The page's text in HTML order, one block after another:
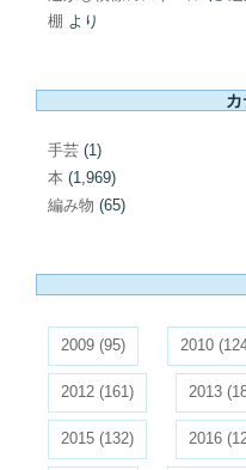
棚 より
手芸 (1)
本 (1,969)
編み物 (65)
2009 (95) 2010
2012 (161) 2013
2015 (132) 2016